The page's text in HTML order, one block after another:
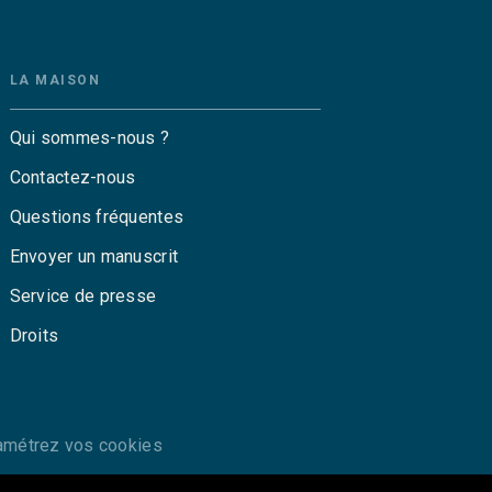
LA MAISON
Qui sommes-nous ?
Contactez-nous
Questions fréquentes
Envoyer un manuscrit
Service de presse
Droits
vos cookies